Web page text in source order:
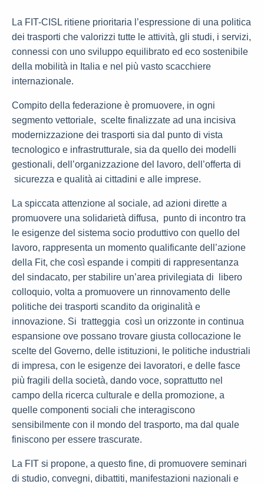
La FIT-CISL ritiene prioritaria l’espressione di una politica
dei trasporti che valorizzi tutte le attività, gli studi, i servizi,
connessi con uno sviluppo equilibrato ed eco sostenibile
della mobilità in Italia e nel più vasto scacchiere
internazionale.
Compito della federazione è promuovere, in ogni
segmento vettoriale, scelte finalizzate ad una incisiva
modernizzazione dei trasporti sia dal punto di vista
tecnologico e infrastrutturale, sia da quello dei modelli
gestionali, dell’organizzazione del lavoro, dell’offerta di
sicurezza e qualità ai cittadini e alle imprese.
La spiccata attenzione al sociale, ad azioni dirette a
promuovere una solidarietà diffusa, punto di incontro tra
le esigenze del sistema socio produttivo con quello del
lavoro, rappresenta un momento qualificante dell’azione
della Fit, che così espande i compiti di rappresentanza
del sindacato, per stabilire un’area privilegiata di libero
colloquio, volta a promuovere un rinnovamento delle
politiche dei trasporti scandito da originalità e
innovazione. Si tratteggia così un orizzonte in continua
espansione ove possano trovare giusta collocazione le
scelte del Governo, delle istituzioni, le politiche industriali
di impresa, con le esigenze dei lavoratori, e delle fasce
più fragili della società, dando voce, soprattutto nel
campo della ricerca culturale e della promozione, a
quelle componenti sociali che interagiscono
sensibilmente con il mondo del trasporto, ma dal quale
finiscono per essere trascurate.
La FIT si propone, a questo fine, di promuovere seminari
di studio, convegni, dibattiti, manifestazioni nazionali e